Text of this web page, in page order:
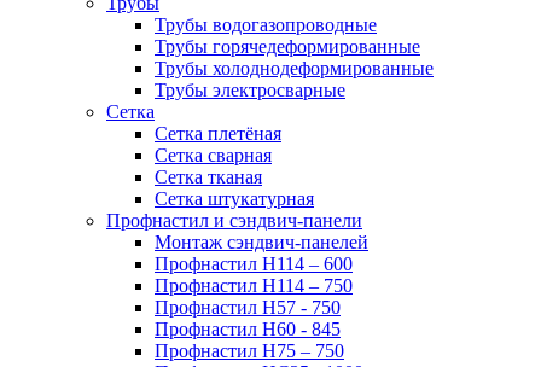
Трубы водогазопроводные
Трубы горячедеформированные
Трубы холоднодеформированные
Трубы электросварные
Сетка
Сетка плетёная
Сетка сварная
Сетка тканая
Сетка штукатурная
Профнастил и сэндвич-панели
Монтаж сэндвич-панелей
Профнастил Н114 – 600
Профнастил Н114 – 750
Профнастил Н57 - 750
Профнастил Н60 - 845
Профнастил Н75 – 750